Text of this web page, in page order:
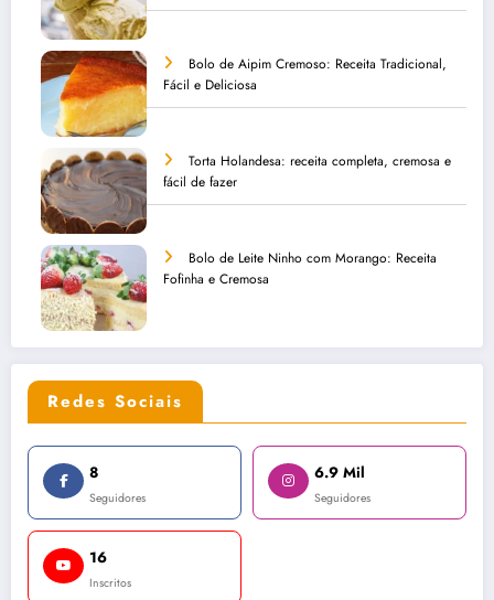
Bolo de Aipim Cremoso: Receita Tradicional,
Fácil e Deliciosa
Torta Holandesa: receita completa, cremosa e
fácil de fazer
Bolo de Leite Ninho com Morango: Receita
Fofinha e Cremosa
Redes Sociais
8
Seguidores
6.9 Mil
Seguidores
16
Inscritos